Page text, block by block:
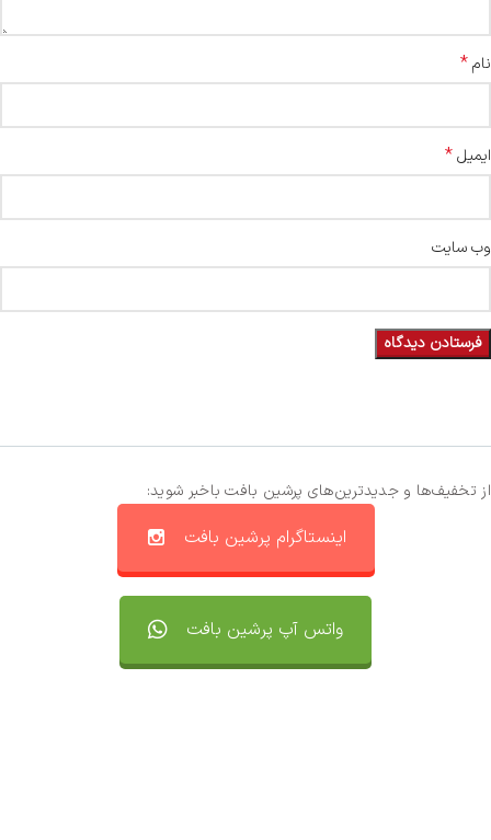
نام*
ایمیل*
وب‌ سایت
از تخفیف‌ها و جدیدترین‌های پرشین بافت باخبر شوید:
اینستاگرام پرشین بافت
واتس آپ پرشین بافت